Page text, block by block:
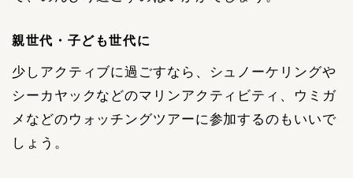
親世代・子ども世代に
少しアクティブに過ごすなら、シュノーケリングや
シーカヤックなどのマリンアクティビティ、ウミガ
メなどのウォッチングツアーに参加するのもいいで
しょう。